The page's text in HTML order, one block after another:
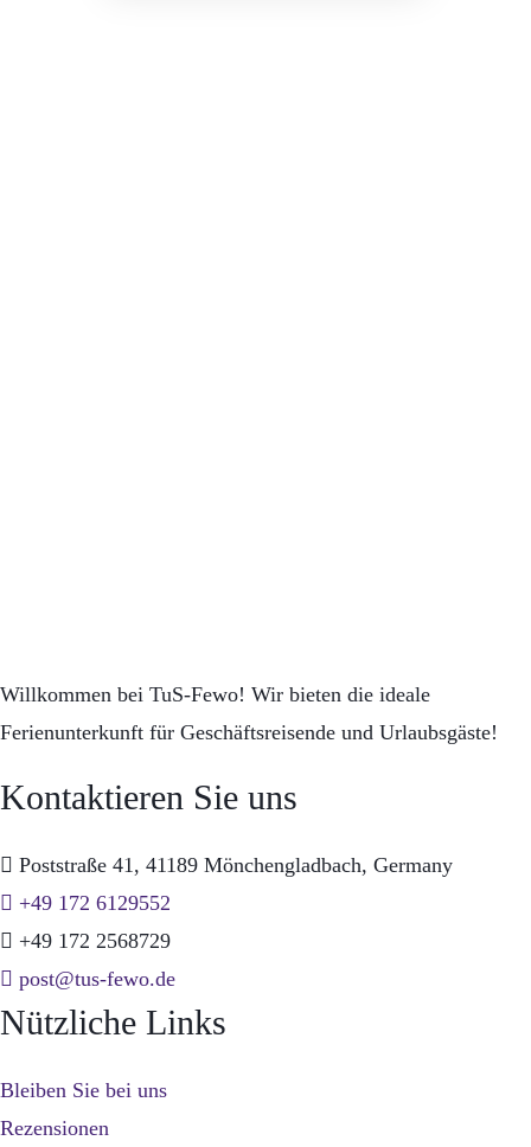
Willkommen bei TuS-Fewo! Wir bieten die ideale
Ferienunterkunft für Geschäftsreisende und Urlaubsgäste!
Kontaktieren Sie uns
Poststraße 41, 41189 Mönchengladbach, Germany
+49 172 6129552
+49 172 2568729
post@tus-fewo.de
Nützliche Links
Bleiben Sie bei uns
Rezensionen